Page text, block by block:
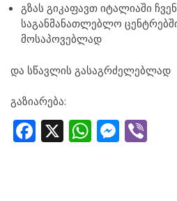
გზას გიკაფავთ იტალიაში
საგანმანათლებლო
მოსაპოვებლად
და სწავლის გასაგრძელებლად
გაზიარება:
Facebook
X